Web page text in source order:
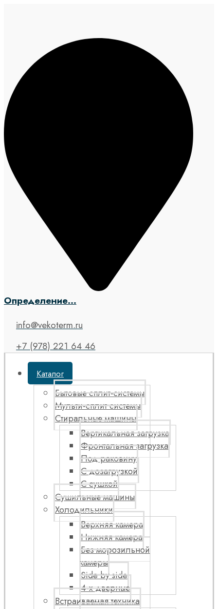
Определение...
info@vekoterm.ru
+7 (978) 221 64 46
Каталог
Бытовые сплит-системы
Мульти-сплит системы
Стиральные машины
Вертикальная загрузка
Фронтальная загрузка
Под раковину
С дозагрузкой
С сушкой
Сушильные машины
Холодильники
Верхняя камера
Нижняя камера
Без морозильной
камеры
Side by side
4-х дверные
Встраиваемая техника